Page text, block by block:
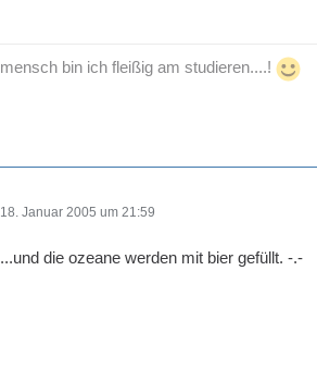
mensch bin ich fleißig am studieren....!
18. Januar 2005 um 21:59
...und die ozeane werden mit bier gefüllt. -.-